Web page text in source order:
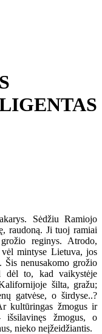
Sėdžiu Ramiojo
raudoną. Ji tuoj ramiai
reginys. Atrodo,
mintyse Lietuva, jos
Šis nenusakomo grožio
dėl to, kad vaikystėje
šilta, gražu;
gatvėse, o širdyse..?
kultūringas žmogus ir
išsilavinęs žmogus, o
nieko neįžeidžiantis.